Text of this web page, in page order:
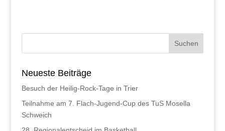
Neueste Beiträge
Besuch der Heilig-Rock-Tage in Trier
Teilnahme am 7. Flach-Jugend-Cup des TuS Mosella
Schweich